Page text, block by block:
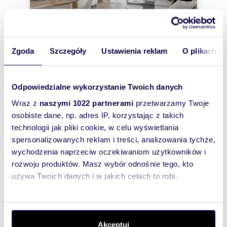
Zgoda Szczegóły Ustawienia reklam O plikach
Odpowiedzialne wykorzystanie Twoich danych
Wraz z naszymi 1022 partnerami przetwarzamy Twoje
osobiste dane, np. adres IP, korzystając z takich
technologii jak pliki cookie, w celu wyświetlania
spersonalizowanych reklam i treści, analizowania tychże,
wychodzenia naprzeciw oczekiwaniom użytkowników i
rozwoju produktów. Masz wybór odnośnie tego, kto
używa Twoich danych i w jakich celach to robi.
dane są przetwarzane oraz ustaw własne preferencje w
. W Deklaracji plików cookie możesz
Akceptuj
83m 4 57zł/m
m² z 3 sypialniami w Katowicach
4 700 zł/mc + czynsz: 1 200 zł
mieszkanie Katowice, Brynów, Os.
Zgrzebnioka, Meteorologów
Szukasz dużego nowoczesnego apartamentu do
wynajęcia dla rodziny , to oferta dla ciebie!.
Apartament z 3 sypialniami na osiedlu ...